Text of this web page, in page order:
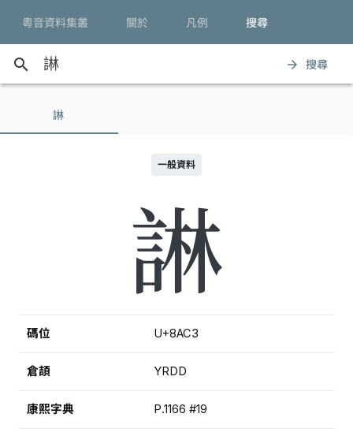
粵音資料集叢 關於 凡例 搜尋
search arrow_forward 搜尋
諃
一般資料
諃
碼位 U+8AC3
倉頡 YRDD
康熙字典 P.1166 #19